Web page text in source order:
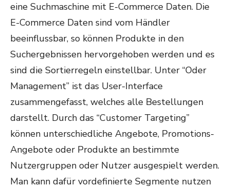
eine Suchmaschine mit E-Commerce Daten. Die
E-Commerce Daten sind vom Händler
beeinflussbar, so können Produkte in den
Suchergebnissen hervorgehoben werden und es
sind die Sortierregeln einstellbar. Unter “Oder
Management” ist das User-Interface
zusammengefasst, welches alle Bestellungen
darstellt. Durch das “Customer Targeting”
können unterschiedliche Angebote, Promotions-
Angebote oder Produkte an bestimmte
Nutzergruppen oder Nutzer ausgespielt werden.
Man kann dafür vordefinierte Segmente nutzen